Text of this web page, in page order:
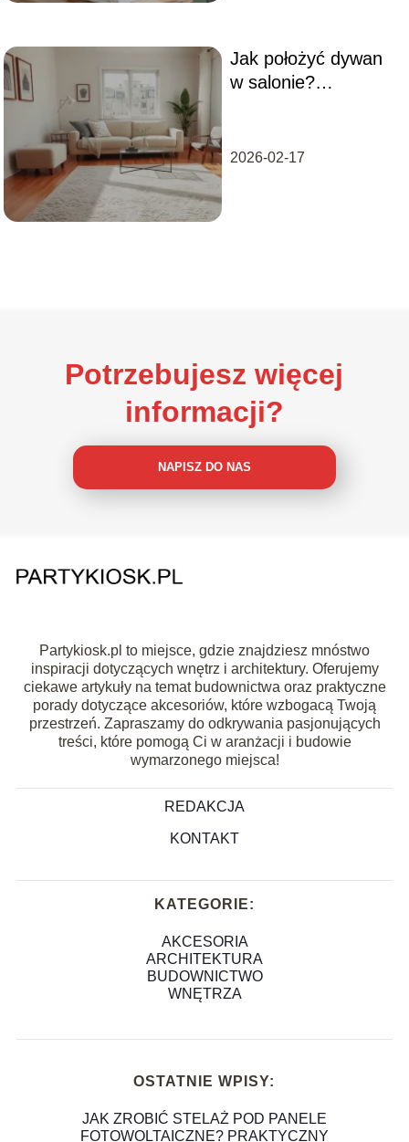
Jak położyć dywan
w salonie?
2026-02-17
Potrzebujesz więcej
informacji?
NAPISZ DO NAS
Partykiosk.pl to miejsce, gdzie znajdziesz mnóstwo
inspiracji dotyczących wnętrz i architektury. Oferujemy
ciekawe artykuły na temat budownictwa oraz praktyczne
porady dotyczące akcesoriów, które wzbogacą Twoją
przestrzeń. Zapraszamy do odkrywania pasjonujących
treści, które pomogą Ci w aranżacji i budowie
wymarzonego miejsca!
REDAKCJA
KONTAKT
KATEGORIE:
AKCESORIA
ARCHITEKTURA
BUDOWNICTWO
WNĘTRZA
OSTATNIE WPISY:
JAK ZROBIĆ STELAŻ POD PANELE
FOTOWOLTAICZNE? PRAKTYCZNY